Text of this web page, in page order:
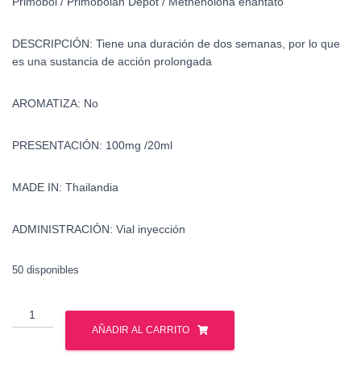
DESCRIPCIÓN: Tiene una duración de dos semanas, por lo que
es una sustancia de acción prolongada
AROMATIZA: No
PRESENTACIÓN: 100mg /20ml
MADE IN: Thailandia
ADMINISTRACIÓN: Vial inyección
50 disponibles
Primobolan
-
Metenolona
AÑADIR AL CARRITO